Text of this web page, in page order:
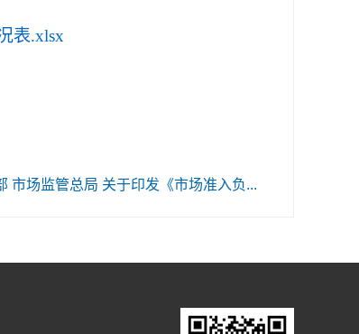
表.xlsx
市场监管总局 关于印发《市场准入负...